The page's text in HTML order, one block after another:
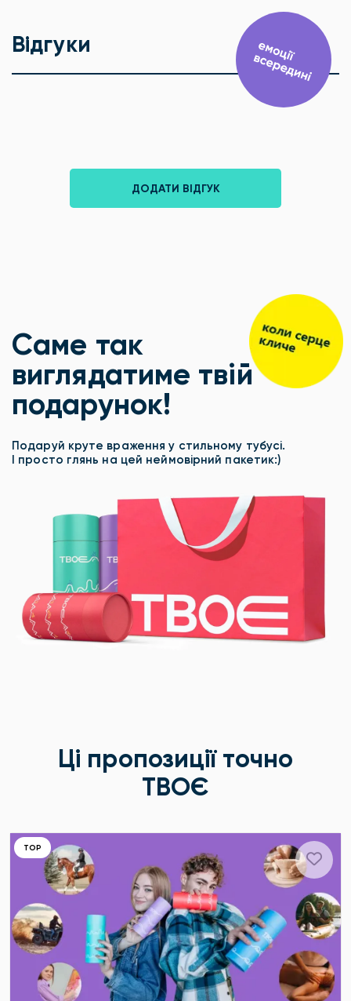
Відгуки
ДОДАТИ ВІДГУК
Саме так
виглядатиме твій
подарунок!
Подаруй круте враження у стильному тубусі.
І просто глянь на цей неймовірний пакетик:)
Ці пропозиції точно
ТВОЄ
ТОР